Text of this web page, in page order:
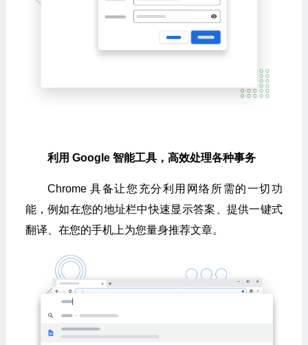
利用 Google 智能工具，高效处理各种事务
Chrome 具备让您充分利用网络所需的一切功
能，例如在您的地址栏中快速显示答案、提供一键式
翻译、在您的手机上为您量身推荐文章。